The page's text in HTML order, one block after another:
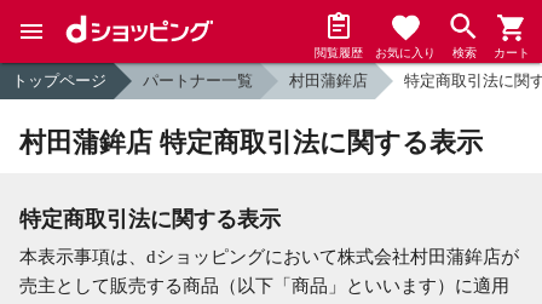
閲覧履歴 お気に入り 検索 カート
トップページ パートナー一覧 村田蒲鉾店 特定商取引法に関
村田蒲鉾店 特定商取引法に関する表示
特定商取引法に関する表示
本表示事項は、dショッピングにおいて株式会社村田蒲鉾店が
売主として販売する商品（以下「商品」といいます）に適用